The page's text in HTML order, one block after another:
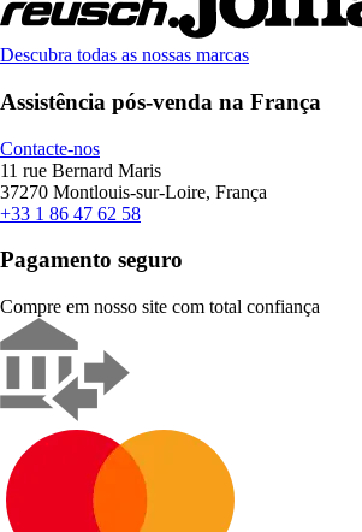
Descubra todas as nossas marcas
Assistência pós-venda na França
Contacte-nos
11 rue Bernard Maris
37270 Montlouis-sur-Loire, França
+33 1 86 47 62 58
Pagamento seguro
Compre em nosso site com total confiança